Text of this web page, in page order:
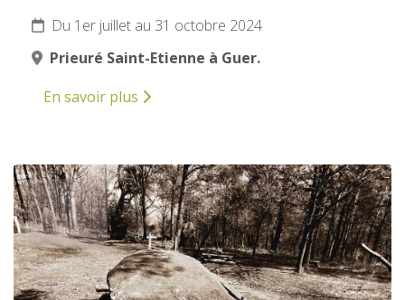
Du 1er juillet au 31 octobre 2024
Prieuré Saint-Etienne à Guer.
En savoir plus
6
AOÛT
2024